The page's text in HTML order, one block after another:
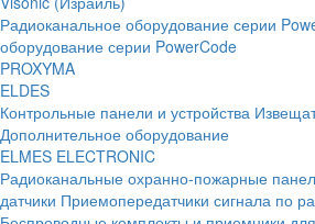
Радиоканальное оборудование серии
оборудование серии PowerCode
PROXYMA
ELDES
Контрольные панели и устройства
Дополнительное оборудование
ELMES ELECTRONIC
Радиоканальные охранно-пожарные
датчики Приемопередатчики сигнала по